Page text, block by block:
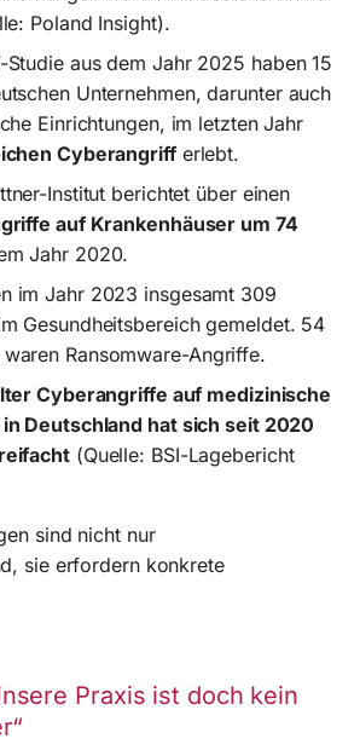
Poland Insight).
Studie aus dem Jahr 2025 haben 15
Unternehmen, darunter auch
Einrichtungen, im letzten Jahr
Cyberangrifferlebt.
Institut berichtet über einen
auf Krankenhäuser um 74
Jahr 2020.
im Jahr 2023 insgesamt 309
Gesundheitsbereich gemeldet. 54
Ransomware-Angriffe.
Cyberangriffe auf medizinische
Deutschland hat sich seit 2020
(Quelle: BSI-Lagebericht
sind nicht nur
sie erfordern konkrete
Praxis ist doch kein